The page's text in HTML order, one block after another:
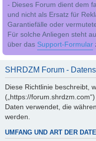
- Dieses Forum dient dem
und nicht als Ersatz für
Garantiefälle oder
Für solche Anliegen steht
über das Support-Formular
SHRDZM Forum -
Diese Richtlinie beschreibt,
(„https://
Daten verwendet, die
werden.
UMFANG UND ART DER